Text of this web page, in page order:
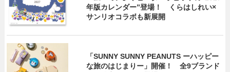
年版カレンダー”登場！ くらはしれい×
サンリオコラボも新展開
「SUNNY SUNNY PEANUTS ーハッピー
な旅のはじまりー」開催！ 全9ブランド